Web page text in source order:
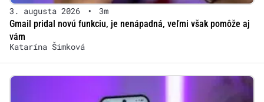
3. augusta 2026 •
3m
Gmail pridal novú funkciu, je nenápadná, veľmi však pomôže aj
vám
Katarína Šimková